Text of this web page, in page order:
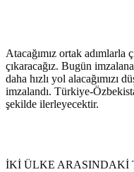
Atacağımız ortak adımlarla
çıkaracağız. Bugün
daha hızlı yol alacağımızı
imzalandı. Türkiye-
şekilde ilerleyecektir.
İKİ ÜLKE ARASINDAKİ